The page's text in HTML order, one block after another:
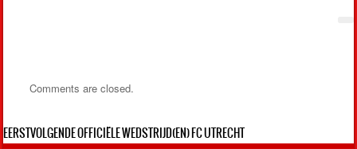
Comments are closed.
EERSTVOLGENDE OFFICIËLE WEDSTRIJD(EN) FC UTRECHT